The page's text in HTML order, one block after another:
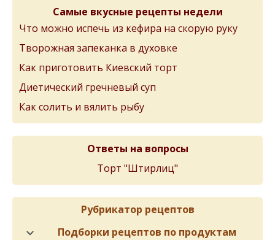
Самые вкусные рецепты недели
Что можно испечь из кефира на скорую руку
Творожная запеканка в духовке
Как приготовить Киевский торт
Диетический гречневый суп
Как солить и вялить рыбу
Ответы на вопросы
Торт "Штирлиц"
Рубрикатор рецептов
Подборки рецептов по продуктам